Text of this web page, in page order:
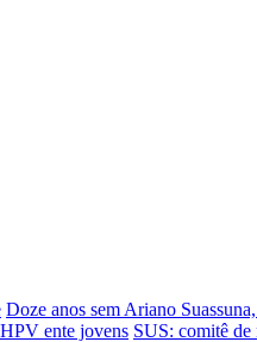
Doze anos sem Ariano
ente jovens SUS: comitê de